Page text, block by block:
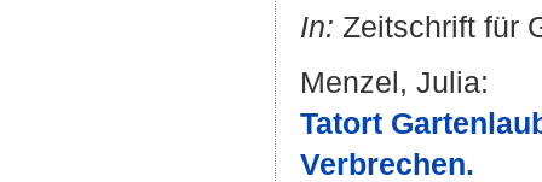
In: Zeitschrift für
Menzel, Julia:
Tatort
Verbrechen.